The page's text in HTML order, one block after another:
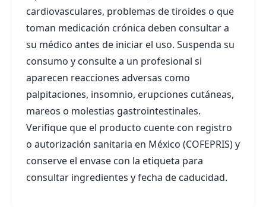
cardiovasculares, problemas de tiroides o que
toman medicación crónica deben consultar a
su médico antes de iniciar el uso. Suspenda su
consumo y consulte a un profesional si
aparecen reacciones adversas como
palpitaciones, insomnio, erupciones cutáneas,
mareos o molestias gastrointestinales.
Verifique que el producto cuente con registro
o autorización sanitaria en México (COFEPRIS) y
conserve el envase con la etiqueta para
consultar ingredientes y fecha de caducidad.